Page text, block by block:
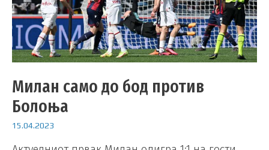
Милан само до бод против
Болоња
15.04.2023